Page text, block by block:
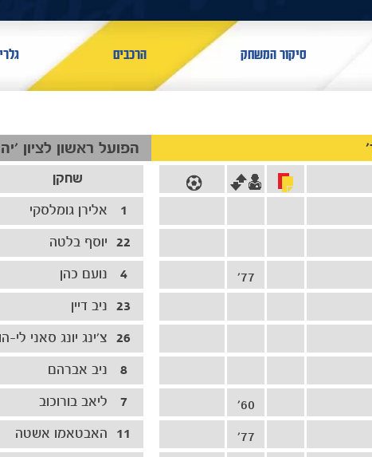
סיקור המשחק הרכבים
77'
60'
77'
הפועל ראשון לציון
שחקן
1
אלירן גומלסקי
22 יוסף בלטה
4
נועם כהן
23 ניב דיין
26 צ׳ינג יונג סאני לי-הו
8
ניב אברהם
7
ליאב בורוכוב
11
האבטאמו אשטה